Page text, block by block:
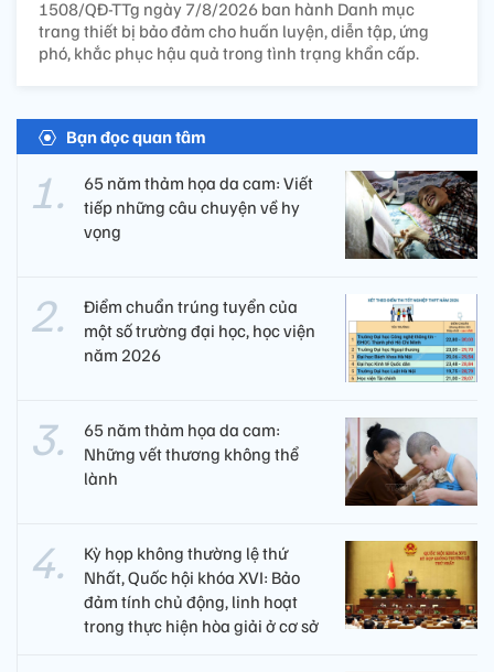
1508/QĐ-TTg ngày 7/8/2026 ban hành Danh mục
trang thiết bị bảo đảm cho huấn luyện, diễn tập, ứng
phó, khắc phục hậu quả trong tình trạng khẩn cấp.
Bạn đọc quan tâm
65 năm thảm họa da cam: Viết
tiếp những câu chuyện về hy
vọng
Điểm chuẩn trúng tuyển của
một số trường đại học, học viện
năm 2026
65 năm thảm họa da cam:
Những vết thương không thể
lành
Kỳ họp không thường lệ thứ
Nhất, Quốc hội khóa XVI: Bảo
đảm tính chủ động, linh hoạt
trong thực hiện hòa giải ở cơ sở